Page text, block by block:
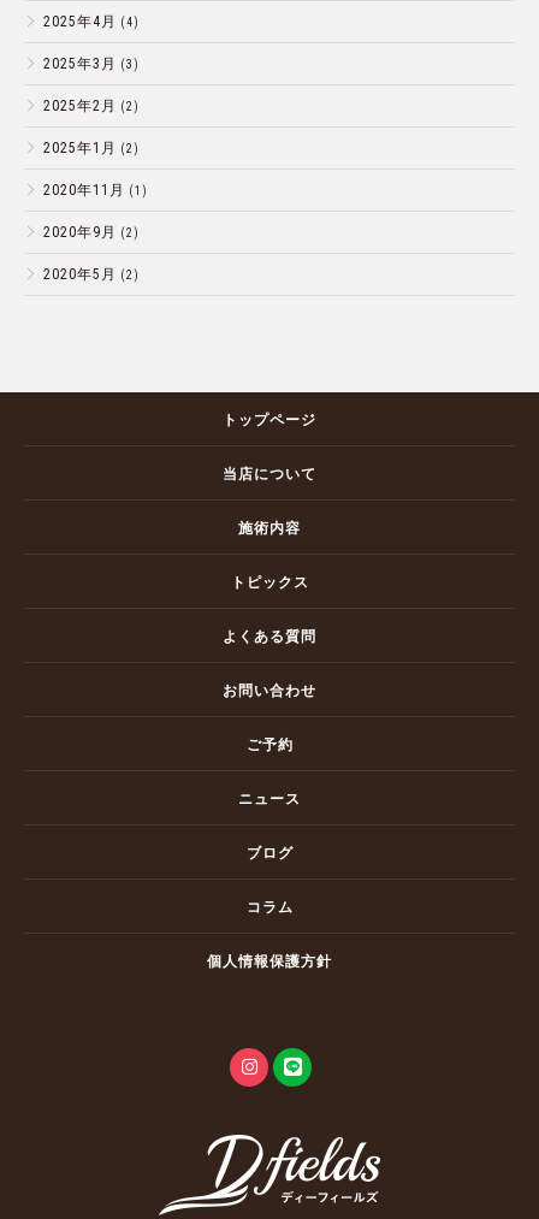
2025年4月 (4)
2025年3月 (3)
2025年2月 (2)
2025年1月 (2)
2020年11月 (1)
2020年9月 (2)
2020年5月 (2)
トップページ
当店について
施術内容
トピックス
よくある質問
お問い合わせ
ご予約
ニュース
ブログ
コラム
個人情報保護方針